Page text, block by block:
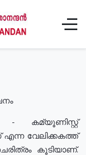
- കമ്യൂണിസ്റ്റ്
വേലിക്കകത്ത്
കൂടിയാണ്.